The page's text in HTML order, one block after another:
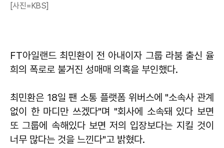
[사진=KBS]
FT아일랜드 최민환이 전 아내이자 그룹 라붐 출신 율
희의 폭로로 불거진 성매매 의혹을 부인했다.
최민환은 18일 팬 소통 플랫폼 위버스에 "소속사 관계
없이 한 마디만 쓰겠다"며 "회사에 소속돼 있다 보면
또 그룹에 속해있다 보면 저의 입장보다는 지킬 것이
너무 많다는 것을 느낀다"고 밝혔다.